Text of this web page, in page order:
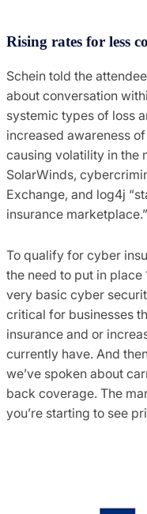
Rising rates for less
Schein told the
about conversation
systemic types of loss
increased awareness
causing volatility in the
SolarWinds,
Exchange, and log4j
insurance marketplace.”
To qualify for cyber
the need to put in
very basic cyber
critical for businesses
insurance and or
currently have. And
we’ve spoken about
back coverage. The
you’re starting to see